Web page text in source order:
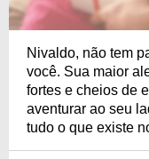
Nivaldo, não tem
você. Sua maior
fortes e cheios de
aventurar ao seu
tudo o que existe